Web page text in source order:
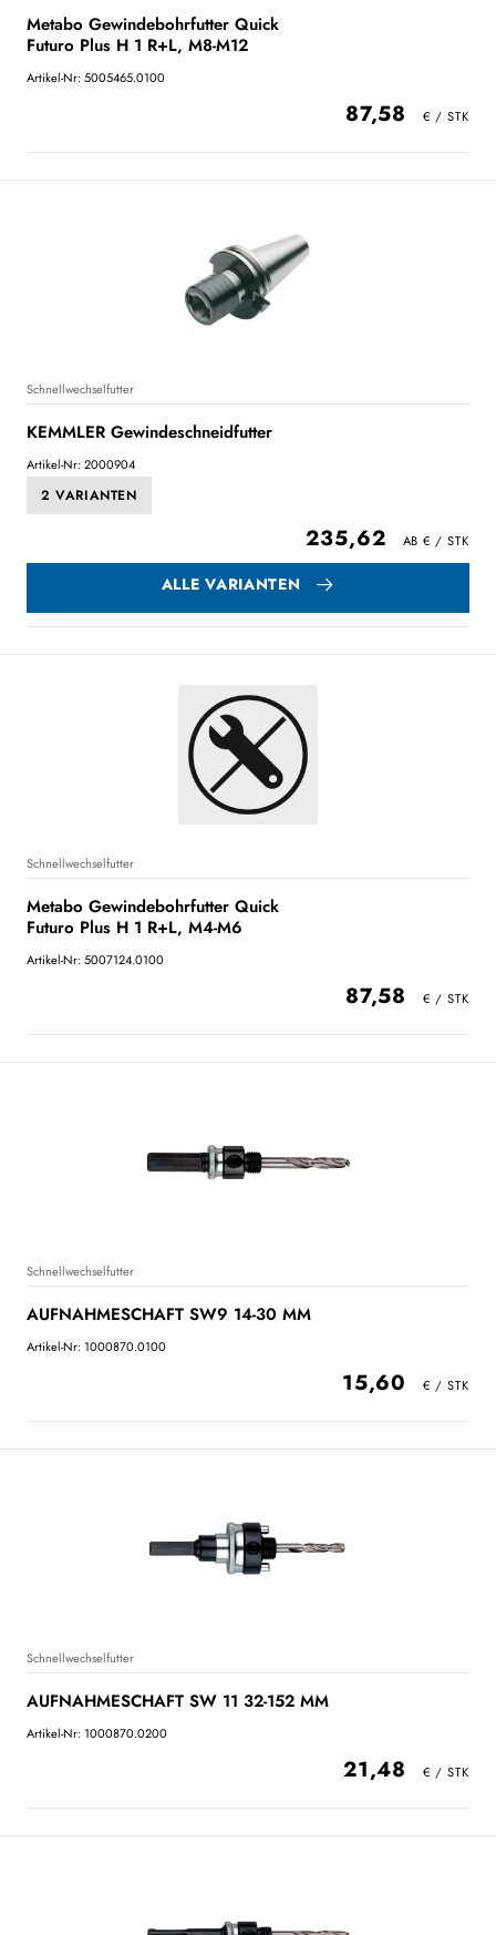
Metabo Gewindebohrfutter Quick
Futuro Plus H 1 R+L, M8-M12
Artikel-Nr: 5005465.0100
87,58
Schnellwechselfutter
KEMMLER Gewindeschneidfutter
Artikel-Nr: 2000904
2 VARIANTEN
235,62
ALLE VARIANTEN
Schnellwechselfutter
Metabo Gewindebohrfutter Quick
Futuro Plus H 1 R+L, M4-M6
Artikel-Nr: 5007124.0100
87,58
Schnellwechselfutter
AUFNAHMESCHAFT SW9 14-30 MM
Artikel-Nr: 1000870.0100
15,60
Schnellwechselfutter
AUFNAHMESCHAFT SW 11 32-152 MM
Artikel-Nr: 1000870.0200
21,48